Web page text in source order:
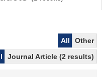
All
Other
Journal Article (2 results)